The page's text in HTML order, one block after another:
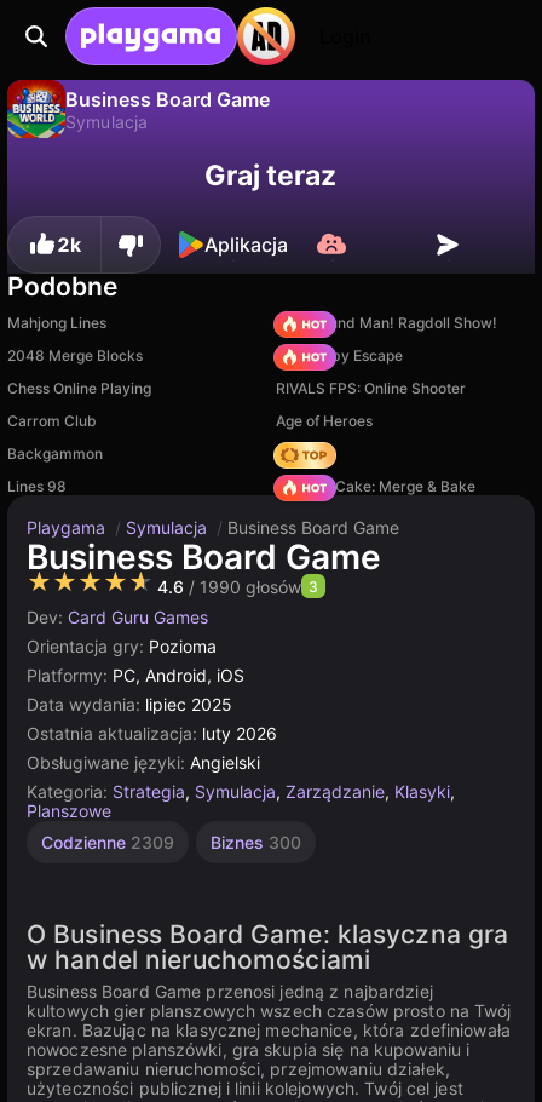
Business Board Game
Symulacja
Zapisz postępy! Nie
Graj teraz
2k Aplikacja
Podobne
Mahjong Lines
Playground Man! Ragdoll Show!
2048 Merge Blocks
Your Obby Escape
Chess Online Playing
RIVALS FPS: Online Shooter
Carrom Club
Age of Heroes
Backgammon
Hedgies
Lines 98
Piece of Cake: Merge & Bake
Playgama / Symulacja / Business Board Game
Business Board Game
★★★★★ 4.6 / 1990 głosów 3
Dev: Card Guru Games
Orientacja gry: Pozioma
Platformy: PC, Android, iOS
Data wydania: lipiec 2025
Ostatnia aktualizacja: luty 2026
Obsługiwane języki: Angielski
Kategoria: Strategia, Symulacja, Zarządzanie, Klasyki,
Planszowe
Codzienne 2309 Biznes 300
O Business Board Game: klasyczna gra
w handel nieruchomościami
Business Board Game przenosi jedną z najbardziej
kultowych gier planszowych wszech czasów prosto na Twój
ekran. Bazując na klasycznej mechanice, która zdefiniowała
nowoczesne planszówki, gra skupia się na kupowaniu i
sprzedawaniu nieruchomości, przejmowaniu działek,
użyteczności publicznej i linii kolejowych. Twój cel jest